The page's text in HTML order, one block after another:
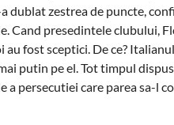
zestrea de puncte,
Cand presedintele clubului,
fost sceptici. De ce?
putin pe el. Tot timpul
persecutiei care parea sa-l